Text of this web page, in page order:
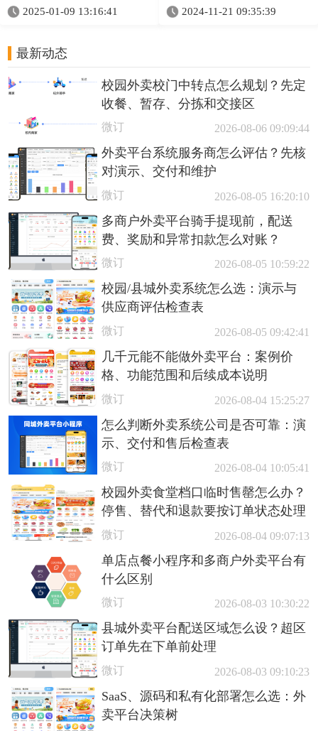
2025-01-09 13:16:41
生活2024-11-21 09:35:39
最新动态
校园外卖校门中转点怎么规划？先定
收餐、暂存、分拣和交接区
微订 2026-08-06 09:09:44
外卖平台系统服务商怎么评估？先核
对演示、交付和维护
微订 2026-08-05 16:20:10
多商户外卖平台骑手提现前，配送
费、奖励和异常扣款怎么对账？
微订 2026-08-05 10:59:22
校园/县城外卖系统怎么选：演示与
供应商评估检查表
微订 2026-08-05 09:42:41
几千元能不能做外卖平台：案例价
格、功能范围和后续成本说明
微订 2026-08-04 15:25:27
怎么判断外卖系统公司是否可靠：演
示、交付和售后检查表
微订 2026-08-04 10:05:41
校园外卖食堂档口临时售罄怎么办？
停售、替代和退款要按订单状态处理
微订 2026-08-04 09:07:13
单店点餐小程序和多商户外卖平台有
什么区别
微订 2026-08-03 10:30:22
县城外卖平台配送区域怎么设？超区
订单先在下单前处理
微订 2026-08-03 09:10:23
SaaS、源码和私有化部署怎么选：外
卖平台决策树